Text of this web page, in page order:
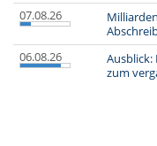
07.08.26
06.08.26
zum